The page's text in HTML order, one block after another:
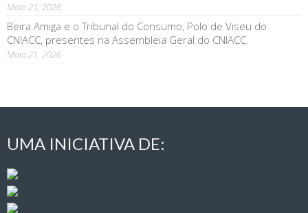
Maio 21, 2026
Beira Amiga e o Tribunal do Consumo, Polo de Viseu do
CNIACC, presentes na Assembleia Geral do CNIACC.
Maio 21, 2026
UMA INICIATIVA DE: